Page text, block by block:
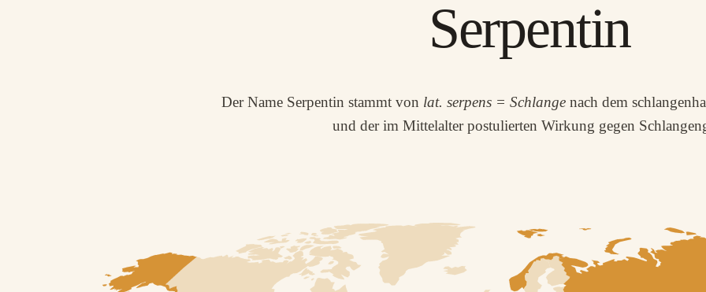
Serpentin
Der Name Serpentin stammt von lat. serpens = Schlange nach dem
und der im Mittelalter postulierten Wirkung gegen